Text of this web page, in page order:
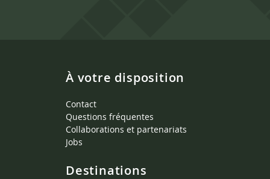
À votre disposition
Contact
Questions fréquentes
Collaborations et partenariats
Jobs
Destinations